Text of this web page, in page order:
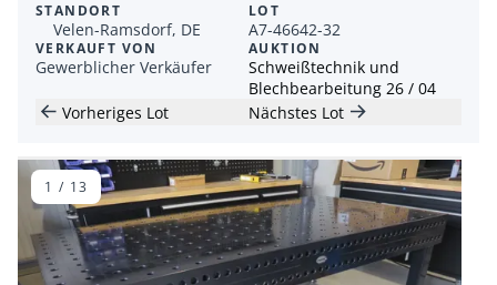
STANDORT
Velen-Ramsdorf, DE
VERKAUFT VON
Gewerblicher Verkäufer
LOT
A7-46642-32
AUKTION
Schweißtechnik und
Blechbearbeitung 26 / 04
Vorheriges Lot
Nächstes Lot
1 / 13